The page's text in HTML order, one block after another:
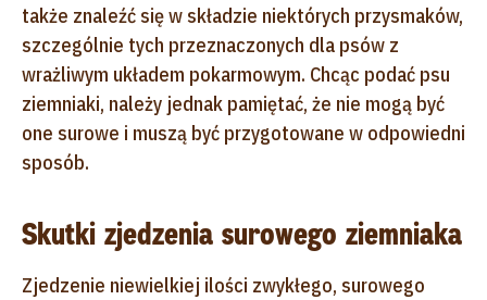
także znaleźć się w składzie niektórych przysmaków,
szczególnie tych przeznaczonych dla psów z
wrażliwym układem pokarmowym. Chcąc podać psu
ziemniaki, należy jednak pamiętać, że nie mogą być
one surowe i muszą być przygotowane w odpowiedni
sposób.
Skutki zjedzenia surowego ziemniaka
Zjedzenie niewielkiej ilości zwykłego, surowego